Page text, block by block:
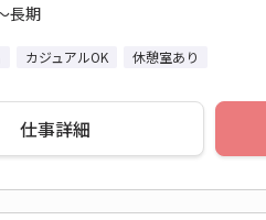
長期
カジュアルOK 休憩室あり
仕事詳細